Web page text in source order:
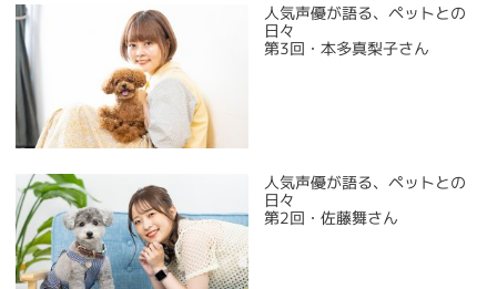
人気声優が語る、ペットとの
日々
第3回・本多真梨子さん
人気声優が語る、ペットとの
日々
第2回・佐藤舞さん